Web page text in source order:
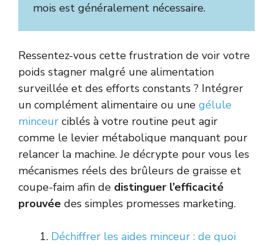
mois est généralement nécessaire.
Ressentez-vous cette frustration de voir votre
poids stagner malgré une alimentation
surveillée et des efforts constants ? Intégrer
un complément alimentaire ou une gélule
minceur ciblés à votre routine peut agir
comme le levier métabolique manquant pour
relancer la machine. Je décrypte pour vous les
mécanismes réels des brûleurs de graisse et
coupe-faim afin de distinguer l’efficacité
prouvée des simples promesses marketing.
Déchiffrer les aides minceur : de quoi